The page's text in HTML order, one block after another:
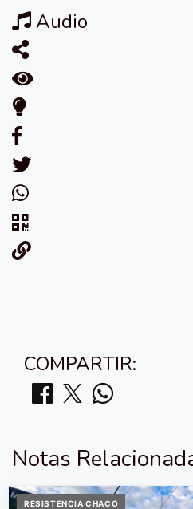
Audio
COMPARTIR:
Notas
RESISTENCIA CHACO